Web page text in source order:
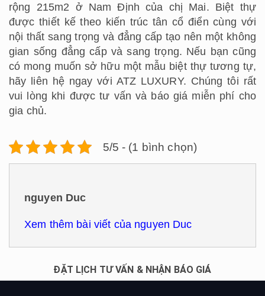
rộng 215m2 ở Nam Định của chị Mai. Biệt thự
được thiết kế theo kiến trúc tân cổ điển cùng với
nội thất sang trọng và đẳng cấp tạo nên một không
gian sống đẳng cấp và sang trọng. Nếu bạn cũng
có mong muốn sở hữu một mẫu biệt thự tương tự,
hãy liên hệ ngay với ATZ LUXURY. Chúng tôi rất
vui lòng khi được tư vấn và báo giá miễn phí cho
gia chủ.
5/5 - (1 bình chọn)
nguyen Duc
Xem thêm bài viết của nguyen Duc
ĐẶT LỊCH TƯ VẤN & NHẬN BÁO GIÁ